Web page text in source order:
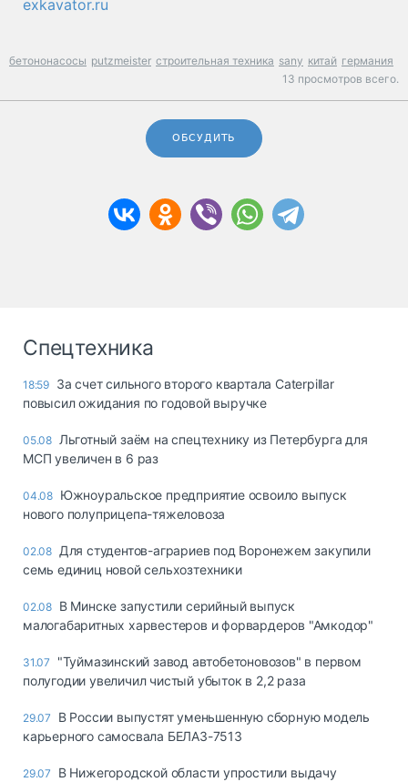
exkavator.ru
бетононасосы putzmeister строительная техника sany китай германия
13 просмотров всего.
ОБСУДИТЬ
Спецтехника
18:59 За счет сильного второго квартала Caterpillar
повысил ожидания по годовой выручке
05.08 Льготный заём на спецтехнику из Петербурга для
МСП увеличен в 6 раз
04.08 Южноуральское предприятие освоило выпуск
нового полуприцепа-тяжеловоза
02.08 Для студентов-аграриев под Воронежем закупили
семь единиц новой сельхозтехники
02.08 В Минске запустили серийный выпуск
малогабаритных харвестеров и форвардеров "Амкодор"
31.07
"Туймазинский завод автобетоновозов" в первом
полугодии увеличил чистый убыток в 2,2 раза
29.07
В России выпустят уменьшенную сборную модель
карьерного самосвала БЕЛАЗ-7513
29.07
В Нижегородской области упростили выдачу